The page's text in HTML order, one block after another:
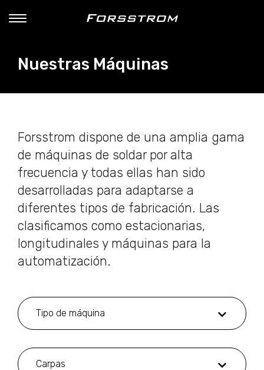
Nuestras Máquinas
Forsstrom dispone de una amplia gama
de máquinas de soldar por alta
frecuencia y todas ellas han sido
desarrolladas para adaptarse a
diferentes tipos de fabricación. Las
clasificamos como estacionarias,
longitudinales y máquinas para la
automatización.
Tipo de máquina
Carpas